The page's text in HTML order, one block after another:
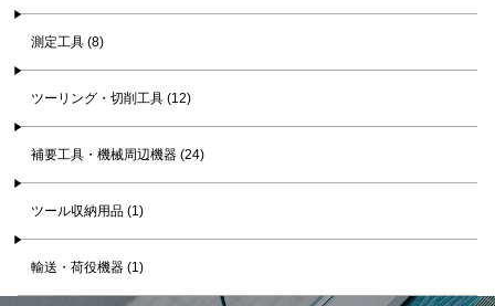
測定工具 (8)
ツーリング・切削工具 (12)
補要工具・機械周辺機器 (24)
ツール収納用品 (1)
輸送・荷役機器 (1)